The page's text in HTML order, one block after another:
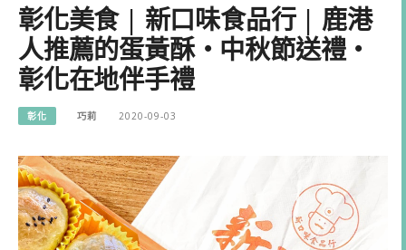
彰化美食 | 新口味食品行 | 鹿港
人推薦的蛋黃酥・中秋節送禮・
彰化在地伴手禮
彰化 巧莉 2020-09-03